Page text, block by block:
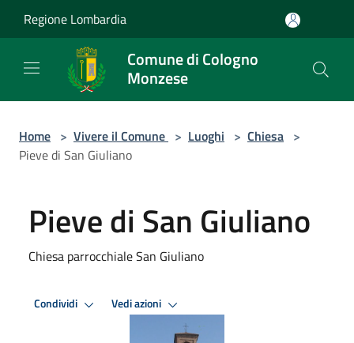
Regione Lombardia
Comune di Cologno
Monzese
Home > Vivere il Comune > Luoghi > Chiesa >
Pieve di San Giuliano
Pieve di San Giuliano
Chiesa parrocchiale San Giuliano
Condividi Vedi azioni